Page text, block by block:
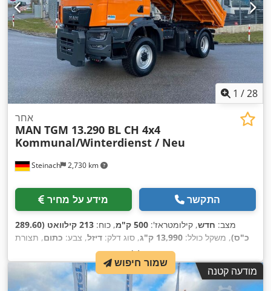
1 /28
Steinach 2,730 km
אחר
MAN TGM 13.290 BL CH 4x4
Kommunal/Winterdienst / Neu
מידע על מחיר התקשר
מצב: חדש, קילומטראז': 500 ק"מ , כוח:
213 קילוואט (289.60
כ"ס), משקל כולל: 13,990 ק"ג , סוג דלק: דיזל, צבע: כתום, תצורת
, סוג תמסורת:אוטומטי, רוחב שטח הטעינה:
מ"מ, אורך אזור הטעינה:4,000 מ"מ , גובה תא המטען:500 מ"מ
,
שנת ייצור:2026, ציוד:הנעה בכל הגלגלים, חימום חניה, מיזוג
אוויר, מערכת בלימה למניעת נעילה (ABS), תכנית ייצוב
מודעה קטנה
שמור חיפוש